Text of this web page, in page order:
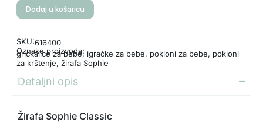
Dodaj u košaricu
SKU:616400
Oznake proizvoda:
grickalice za bebe, igračke za bebe, pokloni za bebe, pokloni
za krštenje, žirafa Sophie
Detaljni opis
Žirafa Sophie Classic